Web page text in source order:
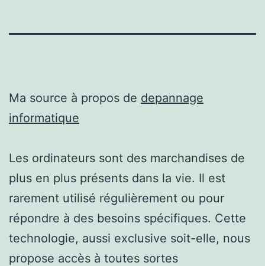
Ma source à propos de depannage
informatique
Les ordinateurs sont des marchandises de
plus en plus présents dans la vie. Il est
rarement utilisé régulièrement ou pour
répondre à des besoins spécifiques. Cette
technologie, aussi exclusive soit-elle, nous
propose accès à toutes sortes